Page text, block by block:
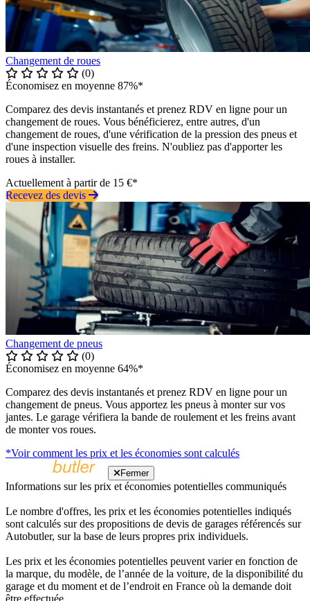
Changement de roues
(0)
Économisez en moyenne 87%*
Comparez des devis instantanés et prenez RDV en ligne pour un
changement de roues. Vous bénéficierez, entre autres, d'un
changement de roues, d'une vérification de la pression des pneus et
d'une inspection visuelle des freins. N'oubliez pas d'apporter les
roues à installer.
Actuellement à partir de 15 €*
Recevez des devis
Changement de pneus
(0)
Économisez en moyenne 64%*
Comparez des devis instantanés et prenez RDV en ligne pour un
changement de pneus. Vous apportez les pneus à monter sur vos
jantes. Le garage vérifiera la bande de roulement et les freins avant
de monter vos roues.
*Voir comment les prix et les économies sont calculés
Fermer
Informations sur les prix et économies potentielles communiqués
Le nombre d'offres, les prix et les économies potentielles indiqués
sont calculés sur des propositions de devis de garages référencés sur
Autobutler, sur la base de leurs propres prix individuels.
Les prix et les économies potentielles peuvent varier en fonction de
la marque, du modèle, de l’année de la voiture, de la disponibilité du
garage et du moment et de l’endroit en France où la demande doit
être effectuée.